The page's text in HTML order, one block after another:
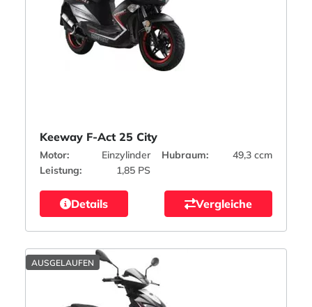
Keeway F-Act 25 City
Motor: Einzylinder Hubraum:
49,3 ccm
Leistung:
1,85 PS
Details Vergleiche
AUSGELAUFEN